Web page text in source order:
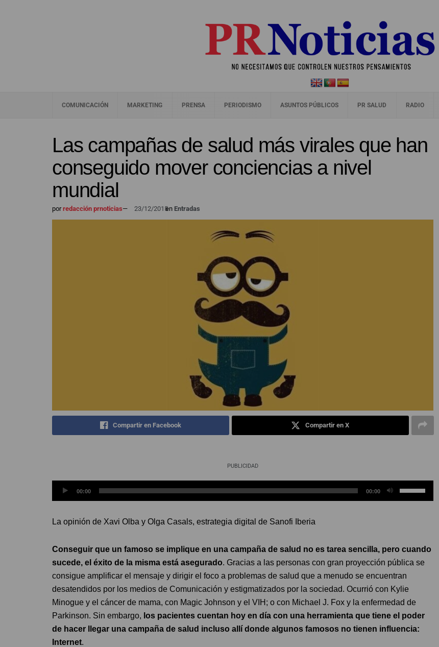
COMUNICACIÓN MARKETING PRENSA PERIODISMO ASUNTOS PÚBLICOS PR SALUD RADIO
Las campañas de salud más virales que han
conseguido mover conciencias a nivel
mundial
porredacción prnoticias— 23/12/2015en Entradas
Compartir en Facebook Compartir en X
PUBLICIDAD
Reproductor
de
00:00 00:00
las
arriba/abajo
para
aumentar
o
disminuir
el
volumen.
La opinión de Xavi Olba y Olga Casals, estrategia digital de Sanofi Iberia
Conseguir que un famoso se implique en una campaña de salud no es tarea sencilla, pero cuando
sucede, el éxito de la misma está asegurado. Gracias a las personas con gran proyección pública se
consigue amplificar el mensaje y dirigir el foco a problemas de salud que a menudo se encuentran
desatendidos por los medios de Comunicación y estigmatizados por la sociedad. Ocurrió con Kylie
Minogue y el cáncer de mama, con Magic Johnson y el VIH; o con Michael J. Fox y la enfermedad de
Parkinson. Sin embargo, los pacientes cuentan hoy en día con una herramienta que tiene el poder
de hacer llegar una campaña de salud incluso allí donde algunos famosos no tienen influencia:
Internet.